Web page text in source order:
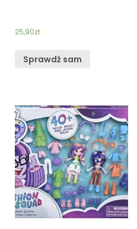
25,90zł
Sprawdź sam